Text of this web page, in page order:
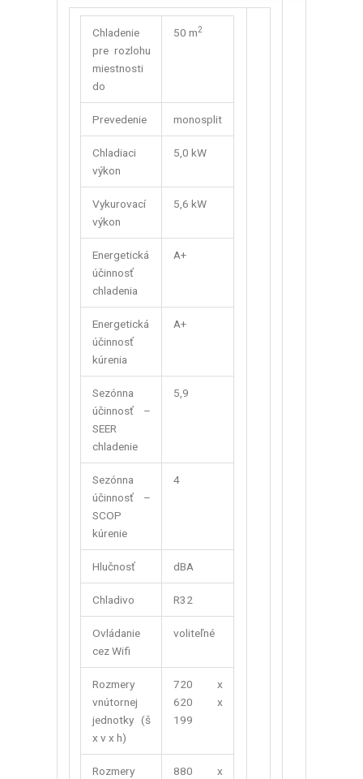
Chladenie
pre rozlohu
miestnosti
do
50 m2
Prevedenie monosplit
Chladiaci
výkon
5,0 kW
Vykurovací
výkon
5,6 kW
Energetická
účinnosť
chladenia
A+
Energetická
účinnosť
kúrenia
A+
Sezónna
účinnosť –
SEER
chladenie
5,9
Sezónna
účinnosť –
SCOP
kúrenie
4
Hlučnosť dBA
Chladivo R32
Ovládanie
cez Wifi
voliteľné
Rozmery
vnútornej
jednotky (š
x v x h)
720 x
620 x
199
Rozmery
880 x